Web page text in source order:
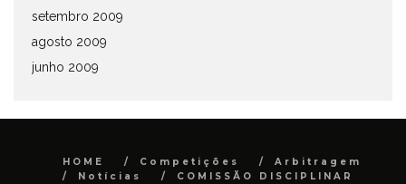
setembro 2009
agosto 2009
junho 2009
HOME Competições
Arbitragem
Notícias
COMISSÃO DISCIPLINAR